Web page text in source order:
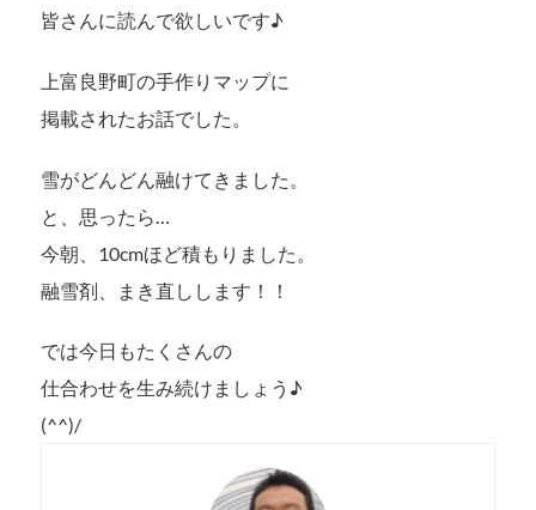
皆さんに読んで欲しいです♪
上富良野町の手作りマップに
掲載されたお話でした。
雪がどんどん融けてきました。
と、思ったら…
今朝、10cmほど積もりました。
融雪剤、まき直しします！！
では今日もたくさんの
仕合わせを生み続けましょう♪
(^^)/